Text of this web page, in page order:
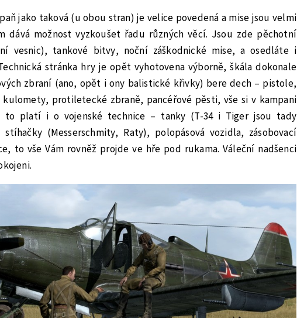
jako taková (u obou stran) je velice povedená a mise jsou velmi
dává možnost vyzkoušet řadu různých věcí. Jsou zde pěchotní
vesnic), tankové bitvy, noční záškodnické mise, a osedláte i
stránka hry je opět vyhotovena výborně, škála dokonale
zbraní (ano, opět i ony balistické křivky) bere dech – pistole,
kulomety, protiletecké zbraně, pancéřové pěsti, vše si v kampani
to platí i o vojenské technice – tanky (T-34 i Tiger jsou tady
(Messerschmity, Raty), polopásová vozidla, zásobovací
to vše Vám rovněž projde ve hře pod rukama. Váleční nadšenci